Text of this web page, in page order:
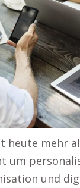
heute mehr
um
und